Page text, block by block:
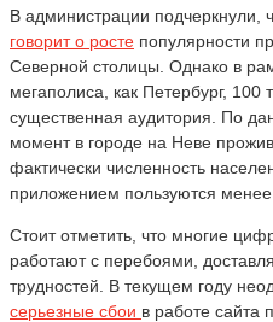
В администрации подчеркнули,
говорит о росте популярности
Северной столицы. Однако в
мегаполиса, как Петербург, 100
существенная аудитория. По
момент в городе на Неве
фактически численность
приложением пользуются менее
Стоит отметить, что многие
работают с перебоями,
трудностей. В текущем году
серьезные сбои в работе сайта